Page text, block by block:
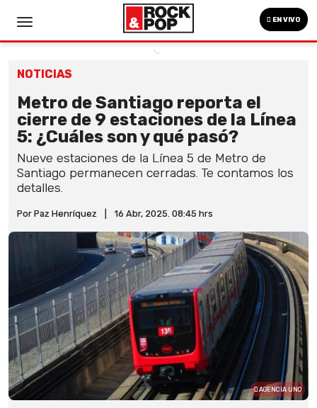
EN VIVO
NOTICIAS
Metro de Santiago reporta el
cierre de 9 estaciones de la Línea
5: ¿Cuáles son y qué pasó?
Nueve estaciones de la Línea 5 de Metro de
Santiago permanecen cerradas. Te contamos los
detalles.
Por Paz Henríquez 16 Abr, 2025. 08:45 hrs
AGENCIA UNO